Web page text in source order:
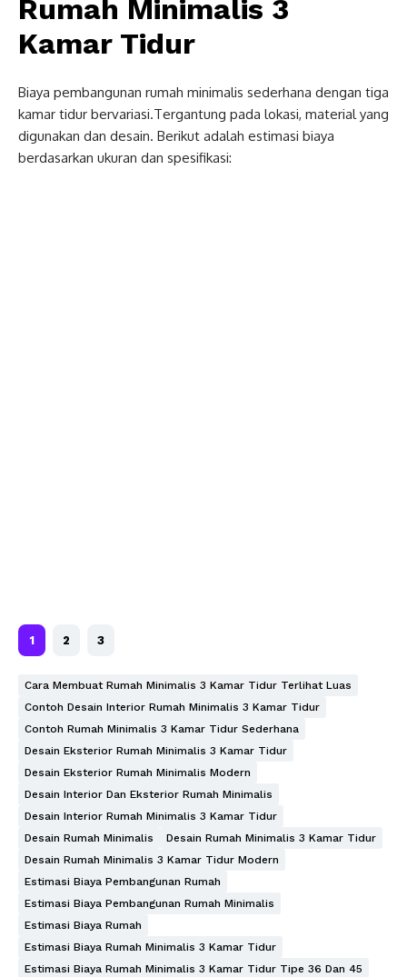
Rumah Minimalis 3
Kamar Tidur
Biaya pembangunan rumah minimalis sederhana dengan tiga
kamar tidur bervariasi.Tergantung pada lokasi, material yang
digunakan dan desain. Berikut adalah estimasi biaya
berdasarkan ukuran dan spesifikasi:
1 2 3
Cara Membuat Rumah Minimalis 3 Kamar Tidur Terlihat Luas
Contoh Desain Interior Rumah Minimalis 3 Kamar Tidur
Contoh Rumah Minimalis 3 Kamar Tidur Sederhana
Desain Eksterior Rumah Minimalis 3 Kamar Tidur
Desain Eksterior Rumah Minimalis Modern
Desain Interior Dan Eksterior Rumah Minimalis
Desain Interior Rumah Minimalis 3 Kamar Tidur
Desain Rumah Minimalis
Desain Rumah Minimalis 3 Kamar Tidur
Desain Rumah Minimalis 3 Kamar Tidur Modern
Estimasi Biaya Pembangunan Rumah
Estimasi Biaya Pembangunan Rumah Minimalis
Estimasi Biaya Rumah
Estimasi Biaya Rumah Minimalis 3 Kamar Tidur
Estimasi Biaya Rumah Minimalis 3 Kamar Tidur Tipe 36 Dan 45